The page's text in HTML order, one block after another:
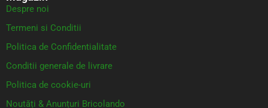
Despre noi
Termeni si Conditii
Politica de Confidentialitate
Conditii generale de livrare
Politica de cookie-uri
Noutăți & Anunțuri Bricolando